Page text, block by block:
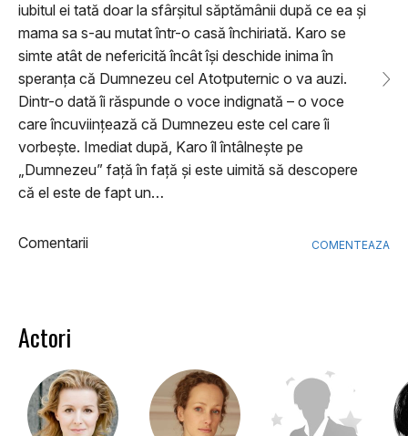
iubitul ei tată doar la sfârșitul săptămânii după ce ea și
mama sa s-au mutat într-o casă închiriată. Karo se
simte atât de nefericită încât își deschide inima în
speranța că Dumnezeu cel Atotputernic o va auzi.
Dintr-o dată îi răspunde o voce indignată – o voce
care încuviințează că Dumnezeu este cel care îi
vorbește. Imediat după, Karo îl întâlnește pe
„Dumnezeu” față în față și este uimită să descopere
că el este de fapt un…
Comentarii COMENTEAZA
Actori